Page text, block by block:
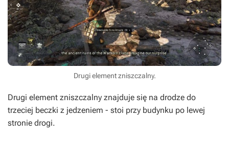
Drugi element zniszczalny.
Drugi element zniszczalny znajduje się na drodze do
trzeciej beczki z jedzeniem - stoi przy budynku po lewej
stronie drogi.